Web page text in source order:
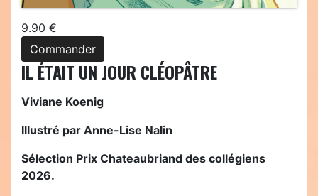
9.90 €
Commander
IL ÉTAIT UN JOUR CLÉOPÂTRE
Viviane Koenig
Illustré par Anne-Lise Nalin
Sélection Prix Chateaubriand des collégiens
2026.